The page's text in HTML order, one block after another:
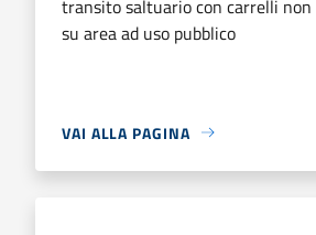
transito saltuario con carrelli
su area ad uso pubblico
VAI ALLA PAGINA